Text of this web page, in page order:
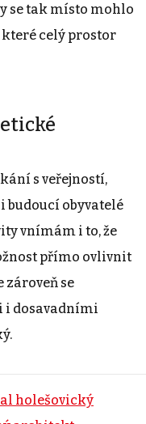
se tak místo mohlo
celý prostor
s veřejností,
budoucí obyvatelé
vnímám i to, že
přímo ovlivnit
zároveň se
i dosavadními